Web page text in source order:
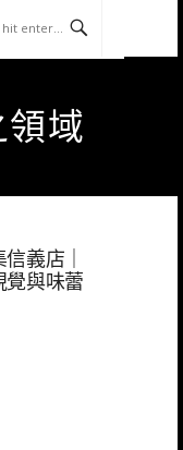
域
義店｜
覺與味蕾